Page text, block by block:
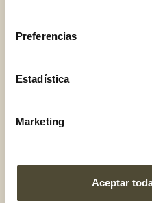
Preferencias
Estadística
Marketing
Aceptar